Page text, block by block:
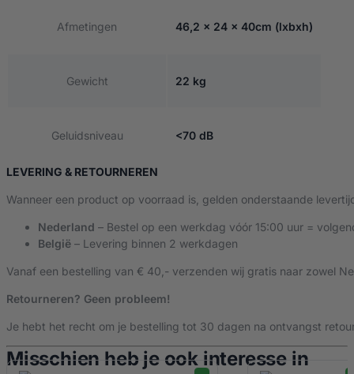
Afmetingen 46,2 × 24 × 40cm (lxbxh)
Gewicht 22 kg
Geluidsniveau <70 dB
LEVERING & RETOURNEREN
Wanneer een product op voorraad is, gelden onderstaande
Nederland – Bestel op een werkdag vóór 15:00 uur =
België – Levering binnen 2 werkdagen
Vanaf een bestelling van € 40,- verzenden wij gratis naar zowel
Retourneren? Geen probleem!
Je hebt het recht om je bestelling tot 30 dagen na ontvangst
Misschien heb je ook interesse in